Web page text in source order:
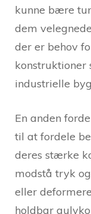
kunne bære
dem
der er behov
konstruktioner
industrielle
En anden
til at fordele
deres stærke
modstå tryk
eller
holdbar